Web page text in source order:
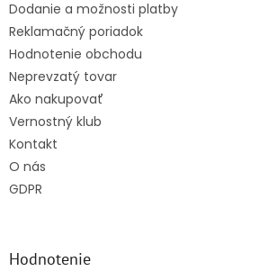
Dodanie a možnosti platby
Reklamačný poriadok
Hodnotenie obchodu
Neprevzatý tovar
Ako nakupovať
Vernostný klub
Kontakt
O nás
GDPR
Hodnotenie